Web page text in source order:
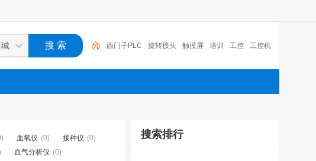
西门子PLC 旋转接头 触摸屏 培训 工控 工控机
变送器 球阀 plc 阀门
血氧仪 (0) 接种仪 (0)
血气分析仪 (0)
搜索排行